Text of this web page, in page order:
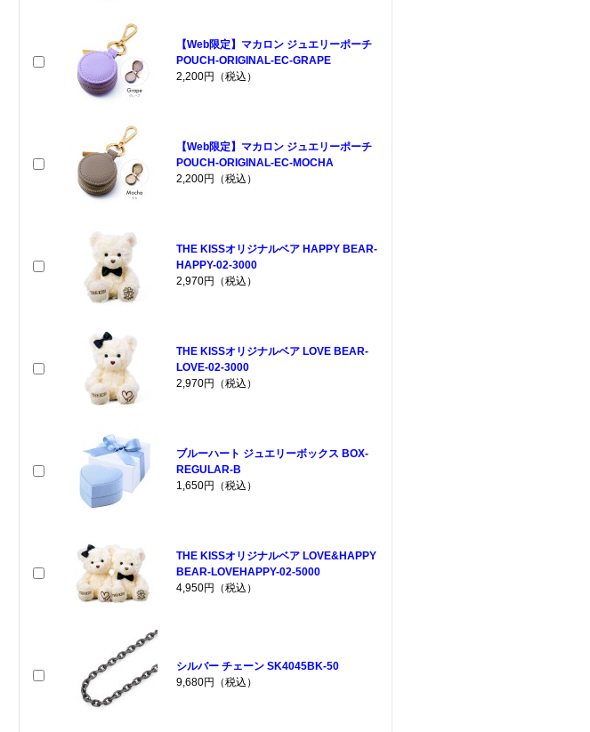
【Web限定】マカロン ジュエリーポーチ
POUCH-ORIGINAL-EC-GRAPE
2,200円（税込）
【Web限定】マカロン ジュエリーポーチ
POUCH-ORIGINAL-EC-MOCHA
2,200円（税込）
THE KISSオリジナルベア HAPPY BEAR-
HAPPY-02-3000
2,970円（税込）
THE KISSオリジナルベア LOVE BEAR-
LOVE-02-3000
2,970円（税込）
ブルーハート ジュエリーボックス BOX-
REGULAR-B
1,650円（税込）
THE KISSオリジナルベア LOVE&HAPPY
BEAR-LOVEHAPPY-02-5000
4,950円（税込）
シルバー チェーン SK4045BK-50
9,680円（税込）